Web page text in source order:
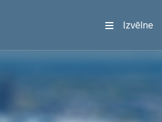
Izvēlne